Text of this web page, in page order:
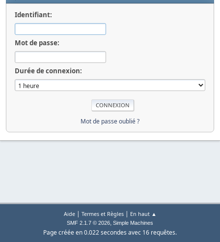
Identifiant:
Mot de passe:
Durée de connexion:
Mot de passe oublié ?
Aide| Termes et Règles| En haut ▲
SMF 2.1.7 © 2026, Simple Machines
Page créée en 0.022 secondes avec 16 requêtes.